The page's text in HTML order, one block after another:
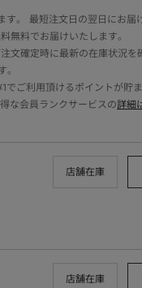
。 最短注文日の翌日にお届
無料でお届けいたします。
文確定時に最新の在庫状況
でご利用頂けるポイントが貯
な会員ランクサービスの詳細
店舗在庫
店舗在庫